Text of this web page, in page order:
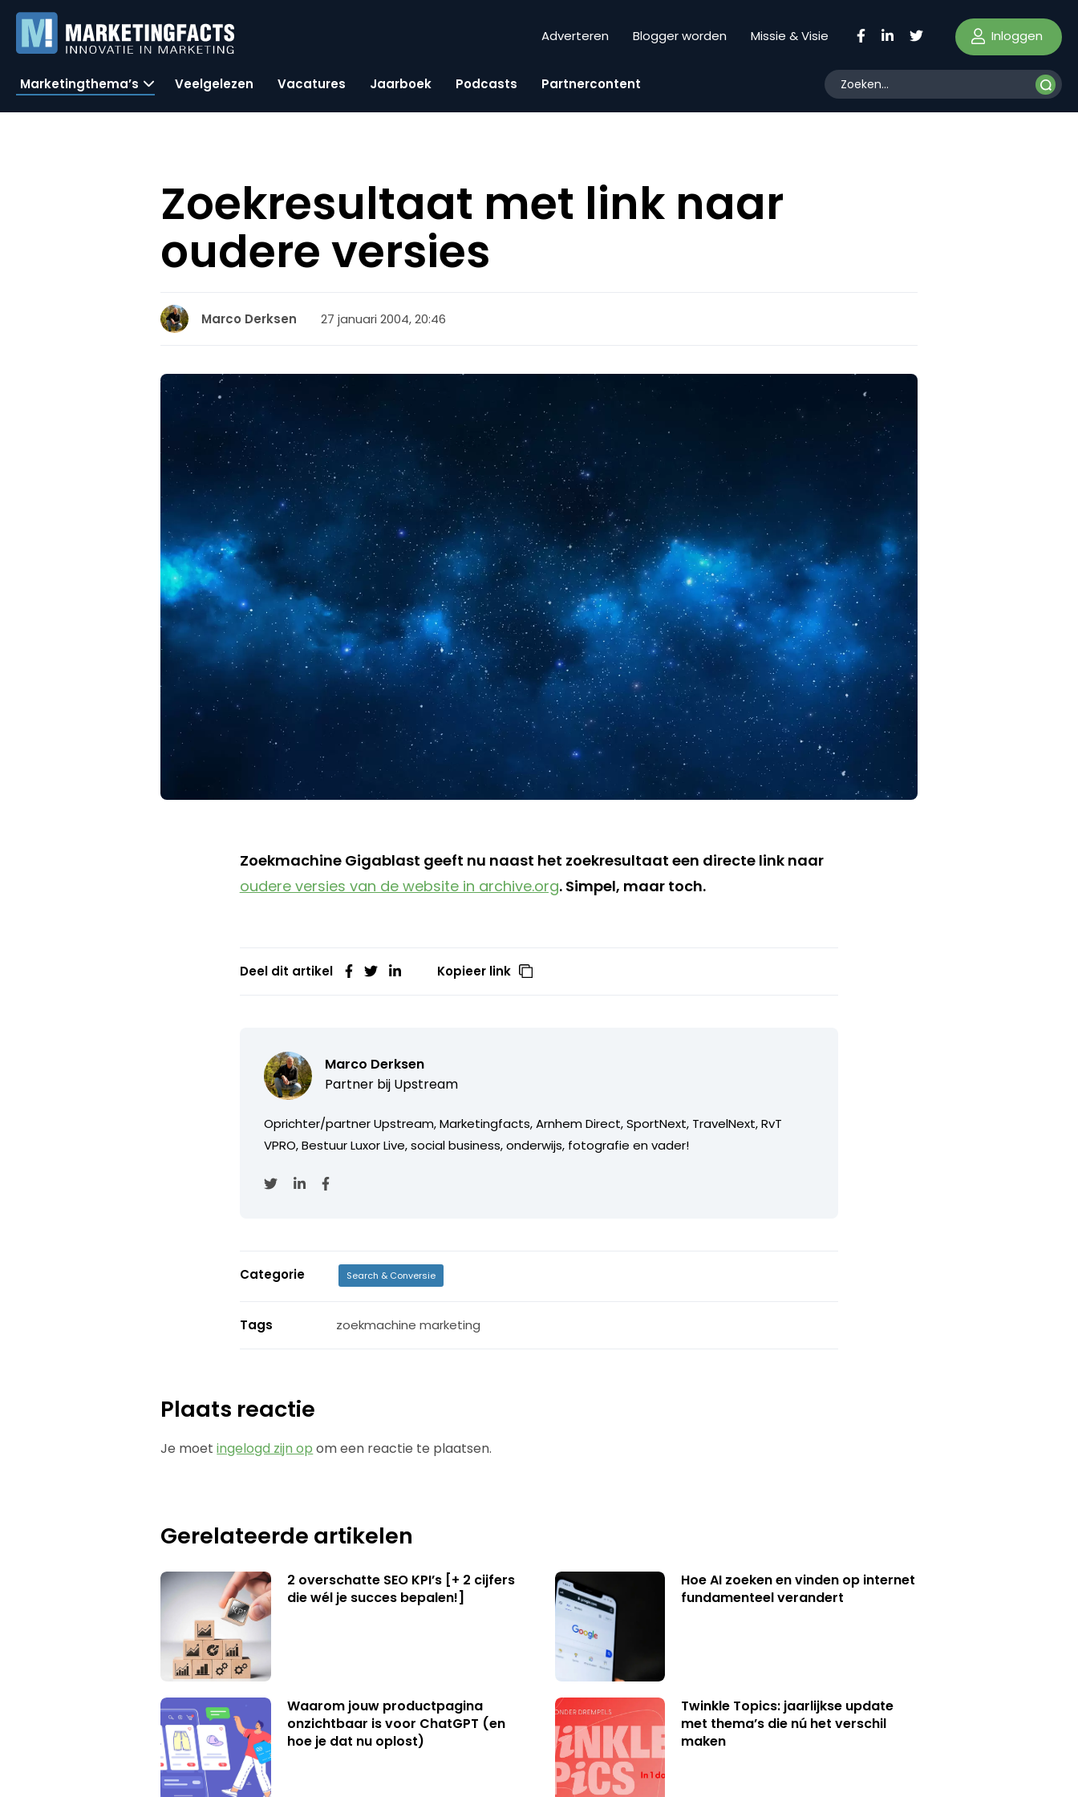
Adverteren Blogger worden Missie & Visie Inloggen
Marketingthema’s Veelgelezen Vacatures Jaarboek Podcasts Partnercontent
Zoekresultaat met link naar
oudere versies
Marco Derksen 27 januari 2004, 20:46
Zoekmachine Gigablast geeft nu naast het zoekresultaat een directe link naar
oudere versies van de website in archive.org. Simpel, maar toch.
Deel dit artikel Kopieer link
Marco Derksen
Partner bij Upstream
Oprichter/partner Upstream, Marketingfacts, Arnhem Direct, SportNext, TravelNext, RvT
VPRO, Bestuur Luxor Live, social business, onderwijs, fotografie en vader!
Categorie Search & Conversie
Tags zoekmachine marketing
Plaats reactie
Je moetingelogd zijn op om een reactie te plaatsen.
Gerelateerde artikelen
2 overschatte SEO KPI’s [+ 2 cijfers
die wél je succes bepalen!]
Hoe AI zoeken en vinden op internet
fundamenteel verandert
Waarom jouw productpagina
onzichtbaar is voor ChatGPT (en
hoe je dat nu oplost)
Twinkle Topics: jaarlijkse update
met thema’s die nú het verschil
maken